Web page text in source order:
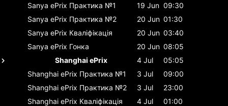
Sanya ePrix Практика №1 19 Jun 09:30
Sanya ePrix Практика №2 20 Jun 01:30
Sanya ePrix Кваліфікація 20 Jun 03:40
Sanya ePrix Гонка 20 Jun 08:05
Shanghai ePrix
4 Jul
05:05
Shanghai ePrix Практика №1 3 Jul
09:00
Shanghai ePrix Практика №2 3 Jul
23:00
Shanghai ePrix Кваліфікація 4 Jul
01:00